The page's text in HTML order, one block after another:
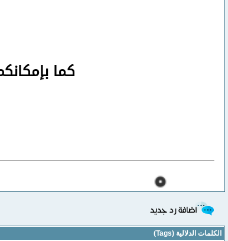
كما
الكلمات الدلالية (Tags)